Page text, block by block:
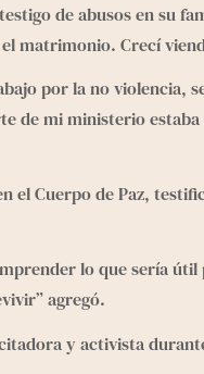
de abusos en su
matrimonio. Crecí
por la no violencia,
de mi ministerio
el Cuerpo de Paz,
lo que sería
agregó.
y activista